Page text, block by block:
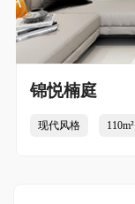
锦悦楠庭
现代风格 110m²